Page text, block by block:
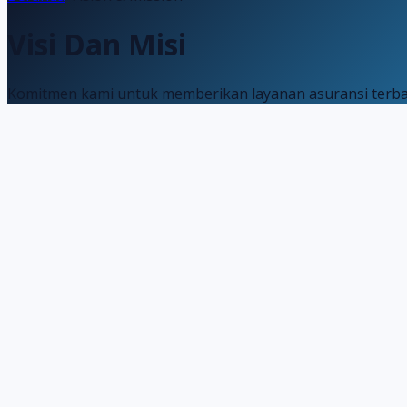
Visi Dan Misi
Komitmen kami untuk memberikan layanan asuransi